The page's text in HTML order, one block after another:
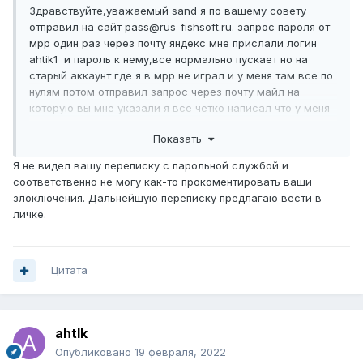
Здравствуйте,уважаемый sand я по вашему совету
отправил на сайт pass@rus-fishsoft.ru. запрос пароля от
мрр один раз через почту яндекс мне прислали логин
ahtik1 и пароль к нему,все нормально пускает но на
старый аккаунт где я в мрр не играл и у меня там все по
нулям потом отправил запрос через почту майл на
которую вы мне указали я все четко написал что у меня
седьмой разряд и что у меня нет столько времени что бы
под ником ahtik1 с измененым паролем результат тот
же,объясни пожалуйста как можно грамотно написать и
объяснить что нужен пароль под ником ahtik а не под
ником ahtik1,и неужели нельзя увидеть что ники разные и
неужели опять начинать с нуля столько времени ушло
Показать
Я не видел вашу переписку с парольной службой и
соответственно не могу как-то прокоментировать ваши
злоключения. Дальнейшую переписку предлагаю вести в
личке.
Цитата
ahtlk
Опубликовано 19 февраля, 2022